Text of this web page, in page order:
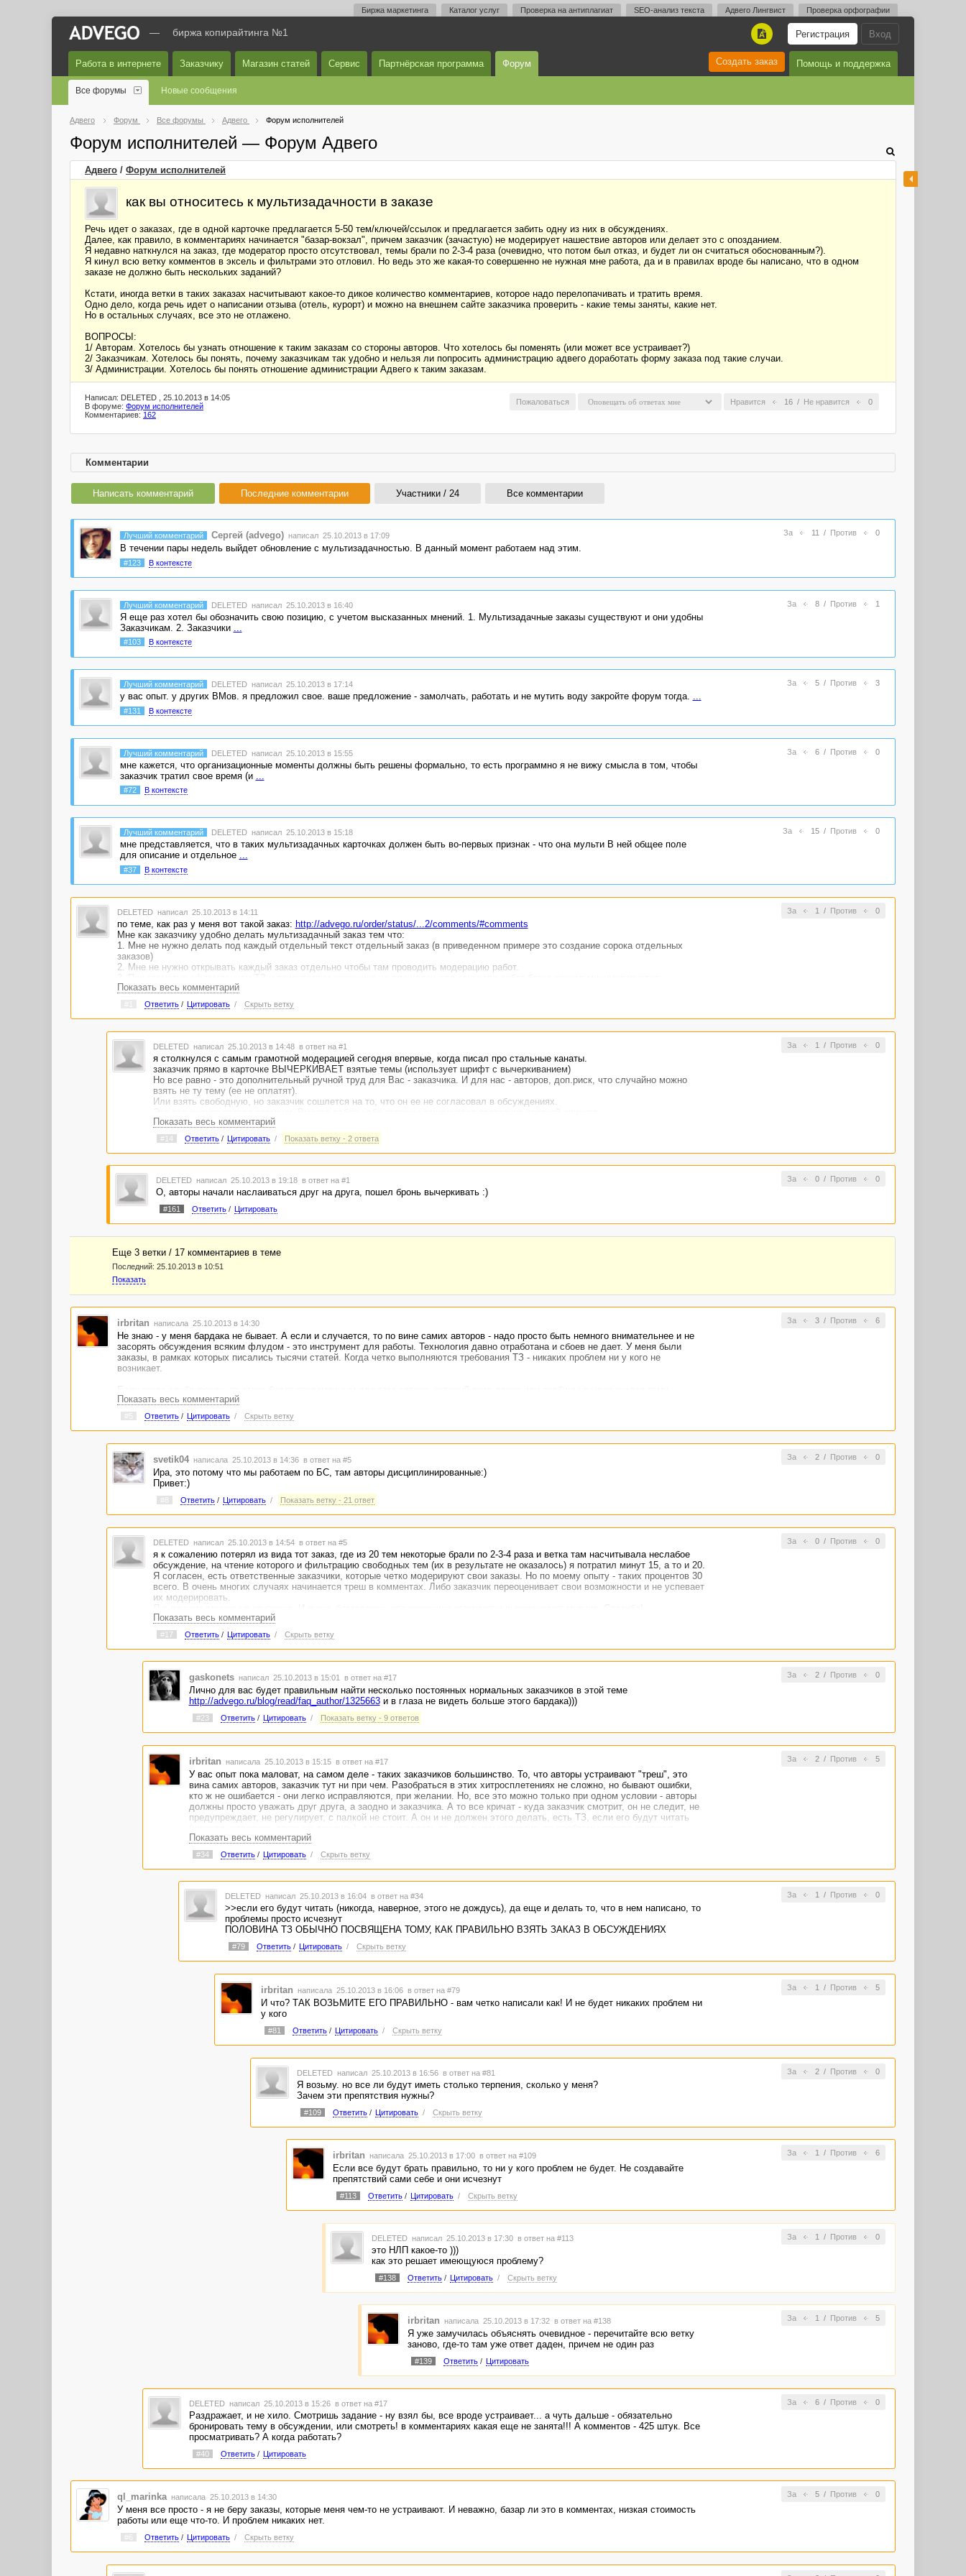
Биржа маркетинга Каталог услуг Проверка на антиплагиат SEO-анализ текста Адвего Лингвист Проверка орфографии
Вход
Регистрация
A
— биржа копирайтинга №1
Работа в интернете Заказчику Магазин статей Сервис Партнёрская программа Форум Помощь и поддержка
Создать заказ
Все форумы Новые сообщения
Адвего Форум Все форумы Адвего Форум исполнителей
Форум исполнителей — Форум Адвего
Адвего / Форум исполнителей
как вы относитесь к мультизадачности в заказе
Речь идет о заказах, где в одной карточке предлагается 5-50 тем/ключей/ссылок и предлагается забить одну из них в обсуждениях.
Далее, как правило, в комментариях начинается "базар-вокзал", причем заказчик (зачастую) не модерирует нашествие авторов или делает это с опозданием.
Я недавно наткнулся на заказ, где модератор просто отсутствовал, темы брали по 2-3-4 раза (очевидно, что потом был отказ, и будет ли он считаться обоснованным?).
Я кинул всю ветку комментов в эксель и фильтрами это отловил. Но ведь это же какая-то совершенно не нужная мне работа, да и в правилах вроде бы написано, что в одном
заказе не должно быть нескольких заданий?
Кстати, иногда ветки в таких заказах насчитывают какое-то дикое количество комментариев, которое надо перелопачивать и тратить время.
Одно дело, когда речь идет о написании отзыва (отель, курорт) и можно на внешнем сайте заказчика проверить - какие темы заняты, какие нет.
Но в остальных случаях, все это не отлажено.
ВОПРОСЫ:
1/ Авторам. Хотелось бы узнать отношение к таким заказам со стороны авторов. Что хотелось бы поменять (или может все устраивает?)
2/ Заказчикам. Хотелось бы понять, почему заказчикам так удобно и нельзя ли попросить администрацию адвего доработать форму заказа под такие случаи.
3/ Администрации. Хотелось бы понять отношение администрации Адвего к таким заказам.
Нравится 16 / Не нравится 0
Пожаловаться
Написал: DELETED , 25.10.2013 в 14:05
В форуме: Форум исполнителей
Комментариев: 162
Комментарии
Написать комментарий Последние комментарии Участники / 24 Все комментарии
За 11 / Против 0
Лучший комментарий Сергей (advego) написал 25.10.2013 в 17:09
В течении пары недель выйдет обновление с мультизадачностью. В данный момент работаем над этим.
#123 В контексте
За 8/ Против 1
Лучший комментарий DELETED написал 25.10.2013 в 16:40
Я еще раз хотел бы обозначить свою позицию, с учетом высказанных мнений. 1. Мультизадачные заказы существуют и они удобны
Заказчикам. 2. Заказчики
#103 В контексте
За 5/ Против 3
Лучший комментарий DELETED написал 25.10.2013 в 17:14
у вас опыт. у других ВМов. я предложил свое. ваше предложение - замолчать, работать и не мутить воду закройте форум тогда. ...
#131 В контексте
За 6/ Против 0
Лучший комментарий DELETED написал 25.10.2013 в 15:55
мне кажется, что организационные моменты должны быть решены формально, то есть программно я не вижу смысла в том, чтобы
заказчик тратил свое время (и
#72 В контексте
За 15/ Против 0
Лучший комментарий DELETED написал 25.10.2013 в 15:18
мне представляется, что в таких мультизадачных карточках должен быть во-первых признак - что она мульти В ней общее поле
для описание и отдельное ...
#37 В контексте
За 1 / Против 0
DELETED написал 25.10.2013 в 14:11
по теме, как раз у меня вот такой заказ: http://advego.ru/order/status/...2/comments/#comments
Мне как заказчику удобно делать мультизадачный заказ тем что:
1. Мне не нужно делать под каждый отдельный текст отдельный заказ (в приведенном примере это создание сорока отдельных
заказов)
2. Мне не нужно открывать каждый заказ отдельно чтобы там проводить модерацию работ.
Показать весь комментарий
Ответить/ Цитировать / Скрыть ветку
За 1 / Против 0
DELETED написал 25.10.2013 в 14:48 в ответ на #1
я столкнулся с самым грамотной модерацией сегодня впервые, когда писал про стальные канаты.
заказчик прямо в карточке ВЫЧЕРКИВАЕТ взятые темы (использует шрифт с вычеркиванием)
Но все равно - это дополнительный ручной труд для Вас - заказчика. И для нас - авторов, доп.риск, что случайно можно
взять не ту тему (ее не оплатят).
Или взять свободную, но заказчик сошлется на то, что он ее не согласовал в обсуждениях.
Не удобнее было бы попросить администрацию доработать карточку под такие случаи?
Показать весь комментарий
#14 Ответить/ Цитировать / Показать ветку - 2 ответа
За 0/ Против 0
DELETED написал 25.10.2013 в 19:18 в ответ на #1
О, авторы начали наслаиваться друг на друга, пошел бронь вычеркивать :)
#161 Ответить/ Цитировать
Еще 3 ветки / 17 комментариев в темe
Последний: 25.10.2013 в 10:51
Показать
За 3/ Против 6
irbritan написала 25.10.2013 в 14:30
Не знаю - у меня бардака не бывает. А если и случается, то по вине самих авторов - надо просто быть немного внимательнее и не
засорять обсуждения всяким флудом - это инструмент для работы. Технология давно отработана и сбоев не дает. У меня были
заказы, в рамках которых писались тысячи статей. Когда четко выполняются требования ТЗ - никаких проблем ни у кого не
возникает.
забронировать (тут уже не важно, когда он сдал - раньше или позже) - это нарушение требований ТЗ.
Такие заказы правил Адвего не нарушают.
И еще один момент - заказчик не нянька, он работает так, как ему удобно. Особенно это касается массовых заказов. Обработка
каждого в отдельности, это приличная потеря времени. Если в ТЗ все четко прописано, то его присутствие для урегулирования и
отслеживания всего на свете не нужно. Бардак в обсуждениях - это обычно заслуга самих авторов.
Показать весь комментарий
#5 Ответить/ Цитировать / Скрыть ветку
За 2/ Против 0
svetik04 написала 25.10.2013 в 14:36 в ответ на #5
Ира, это потому что мы работаем по БС, там авторы дисциплинированные:)
Привет:)
#8 Ответить/ Цитировать / Показать ветку - 21 ответ
За 0/ Против 0
DELETED написал 25.10.2013 в 14:54 в ответ на #5
я к сожалению потерял из вида тот заказ, где из 20 тем некоторые брали по 2-3-4 раза и ветка там насчитывала неслабое
обсуждение, на чтение которого и фильтрацию свободных тем (их в результате не оказалось) я потратил минут 15, а то и 20.
Я согласен, есть ответственные заказчики, которые четко модерируют свои заказы. Но по моему опыту - таких процентов 30
всего. В очень многих случаях начинается треш в комментах. Либо заказчик переоценивает свои возможности и не успевает
их модерировать.
Я просто задал вопрос, чтобы понять, только у меня такие заказы вызывают нежелание их просматривать? И можно ли как-
то упростить и нам (и вам) жизнь. Мне кажется можно предусмотреть специальную карточку мультизадачного заказа. Чтобы
перенести из обсуждений работу в формальную плоскость.
Разве это не правильнее?
Показать весь комментарий
#17 Ответить/ Цитировать / Скрыть ветку
За 2/ Против 0
gaskonets написал 25.10.2013 в 15:01 в ответ на #17
Лично для вас будет правильным найти несколько постоянных нормальных заказчиков в этой теме
http://advego.ru/blog/read/faq_author/1325663и в глаза не видеть больше этого бардака)))
#23 Ответить/ Цитировать / Показать ветку - 9 ответов
За 2/ Против 5
irbritan написала 25.10.2013 в 15:15 в ответ на #17
У вас опыт пока маловат, на самом деле - таких заказчиков большинство. То, что авторы устраивают "треш", это
вина самих авторов, заказчик тут ни при чем. Разобраться в этих хитросплетениях не сложно, но бывают ошибки,
кто ж не ошибается - они легко исправляются, при желании. Но, все это можно только при одном условии - авторы
должны просто уважать друг друга, а заодно и заказчика. А то все кричат - куда заказчик смотрит, он не следит, не
предупреждает, не регулирует, с палкой не стоит. А он и не должен этого делать, есть ТЗ, если его будут читать
останутся локальные ошибки, которые из массовых превратятся в редкие.
Показать весь комментарий
#34 Ответить/ Цитировать / Скрыть ветку
За 1 / Против 0
DELETED написал 25.10.2013 в 16:04 в ответ на #34
>>если его будут читать (никогда, наверное, этого не дождусь), да еще и делать то, что в нем написано, то
проблемы просто исчезнут
ПОЛОВИНА ТЗ ОБЫЧНО ПОСВЯЩЕНА ТОМУ, КАК ПРАВИЛЬНО ВЗЯТЬ ЗАКАЗ В ОБСУЖДЕНИЯХ
#79 Ответить/ Цитировать / Скрыть ветку
За 1 / Против 5
irbritan написала 25.10.2013 в 16:06 в ответ на #79
И что? ТАК ВОЗЬМИТЕ ЕГО ПРАВИЛЬНО - вам четко написали как! И не будет никаких проблем ни
у кого
#81 Ответить/ Цитировать / Скрыть ветку
За 2/ Против 0
DELETED написал 25.10.2013 в 16:56 в ответ на #81
Я возьму. но все ли будут иметь столько терпения, сколько у меня?
Зачем эти препятствия нужны?
#109 Ответить/ Цитировать / Скрыть ветку
За 1 / Против 6
irbritan написала 25.10.2013 в 17:00 в ответ на #109
Если все будут брать правильно, то ни у кого проблем не будет. Не создавайте
препятствий сами себе и они исчезнут
#113 Ответить/ Цитировать / Скрыть ветку
За 1 / Против 0
DELETED написал 25.10.2013 в 17:30 в ответ на #113
это НЛП какое-то )))
как это решает имеющуюся проблему?
#138 Ответить/ Цитировать / Скрыть ветку
За 1 / Против 5
irbritan написала 25.10.2013 в 17:32 в ответ на #138
Я уже замучилась объяснять очевидное - перечитайте всю ветку
заново, где-то там уже ответ даден, причем не один раз
#139 Ответить/ Цитировать
За 6/ Против 0
DELETED написал 25.10.2013 в 15:26 в ответ на #17
Раздражает, и не хило. Смотришь задание - ну взял бы, все вроде устраивает... а чуть дальше - обязательно
бронировать тему в обсуждении, или смотреть! в комментариях какая еще не занята!!! А комментов - 425 штук. Все
просматривать? А когда работать?
#40 Ответить/ Цитировать
За 5/ Против 0
ql_marinka написала 25.10.2013 в 14:30
У меня все просто - я не беру заказы, которые меня чем-то не устраивают. И неважно, базар ли это в комментах, низкая стоимость
работы или еще что-то. И проблем никаких нет.
#6 Ответить/ Цитировать / Скрыть ветку